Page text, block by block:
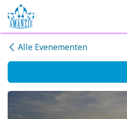
Overslaan naar inhoud
Alle Evenementen